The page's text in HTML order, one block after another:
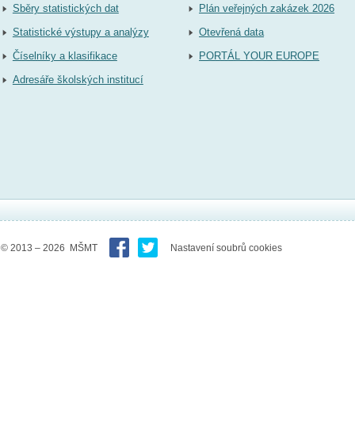
Sběry statistických dat
Statistické výstupy a analýzy
Číselníky a klasifikace
Adresáře školských institucí
Plán veřejných zakázek 2026
Otevřená data
PORTÁL YOUR EUROPE
© 2013 – 2026 MŠMT Nastavení soubrů cookies